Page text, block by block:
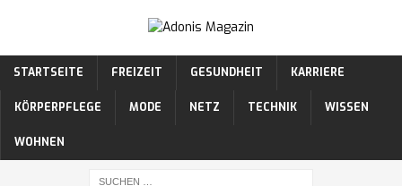
STARTSEITE FREIZEIT GESUNDHEIT KARRIERE
KÖRPERPFLEGE MODE NETZ TECHNIK WISSEN
WOHNEN